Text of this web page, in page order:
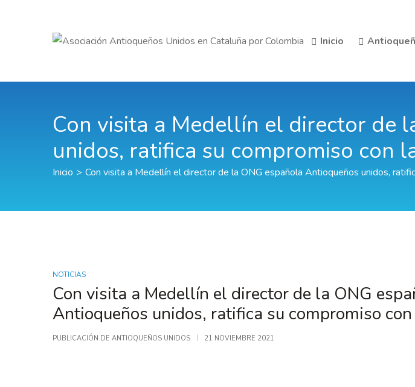
Inicio
Con visita a Medellín el director de
unidos, ratifica su compromiso con
Inicio > Con visita a Medellín el director de la ONG española Antioqueños unidos,
NOTICIAS
Con visita a Medellín el director de la ONG
Antioqueños unidos, ratifica su compromiso
PUBLICACIÓN DE ANTIOQUEÑOS UNIDOS 21 NOVIEMBRE 2021